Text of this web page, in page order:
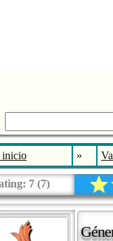
inicio »
7 (7)